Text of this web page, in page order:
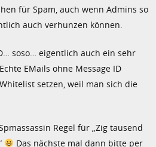
für Spam, auch wenn Admins so
auch verhunzen können.
soso… eigentlich auch ein sehr
EMails ohne Message ID
setzen, weil man sich die
Regel für „Zig tausend
Das nächste mal dann bitte per